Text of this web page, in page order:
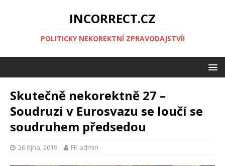
INCORRECT.CZ
POLITICKY NEKOREKTNÍ ZPRAVODAJSTVÍ!
Skutečně nekorektně 27 –
Soudruzi v Eurosvazu se loučí se
soudruhem předsedou
26 října, 2019 FK admin